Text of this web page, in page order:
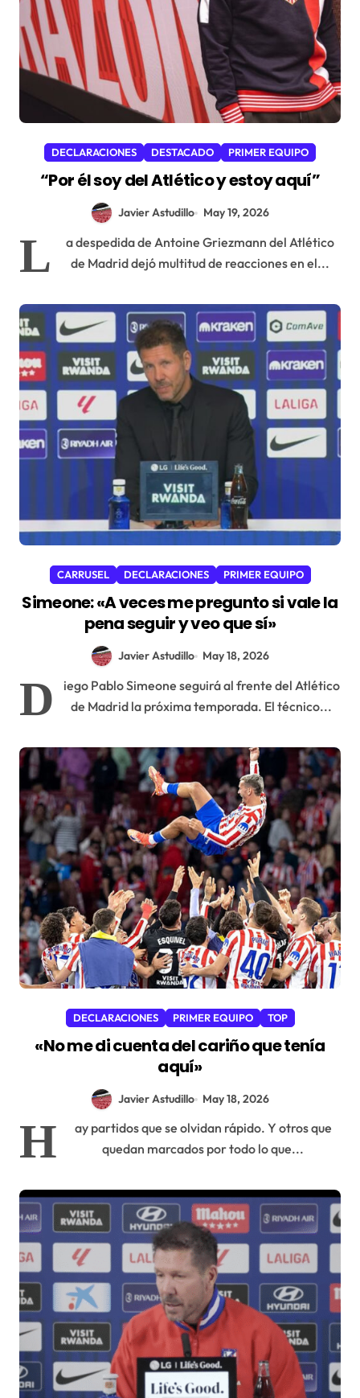
DECLARACIONES DESTACADO PRIMER EQUIPO
“Por él soy del Atlético y estoy aquí”
Javier Astudillo May 19, 2026
L
a despedida de Antoine Griezmann del Atlético
de Madrid dejó multitud de reacciones en el...
CARRUSEL DECLARACIONES PRIMER EQUIPO
Simeone: «A veces me pregunto si vale la
pena seguir y veo que sí»
Javier Astudillo May 18, 2026
D
iego Pablo Simeone seguirá al frente del Atlético
de Madrid la próxima temporada. El técnico...
DECLARACIONES PRIMER EQUIPO TOP
«No me di cuenta del cariño que tenía
aquí»
Javier Astudillo May 18, 2026
H
ay partidos que se olvidan rápido. Y otros que
quedan marcados por todo lo que...